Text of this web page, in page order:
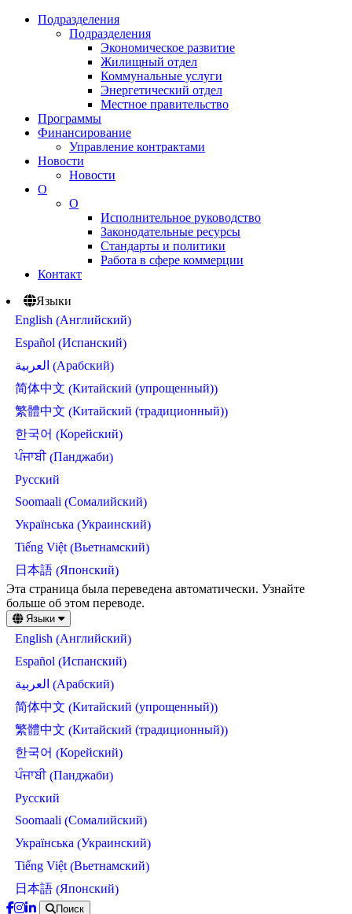
Подразделения
Подразделения
Экономическое развитие
Жилищный отдел
Коммунальные услуги
Энергетический отдел
Местное правительство
Программы
Финансирование
Управление контрактами
Новости
Новости
О
О
Исполнительное руководство
Законодательные ресурсы
Стандарты и политики
Работа в сфере коммерции
Контакт
Языки
English (Английский)
Español (Испанский)
العربية (Арабский)
简体中文 (Китайский (упрощенный))
繁體中文 (Китайский (традиционный))
한국어 (Корейский)
ਪੰਜਾਬੀ(Панджаби)
Русский
Soomaali (Сомалийский)
Українська (Украинский)
Tiếng Việt(Вьетнамский)
日本語 (Японский)
Skip
to
main
content
Эта страница была переведена автоматически. Узнайте
больше об этом переводе.
Языки
English (Английский)
Español (Испанский)
العربية (Арабский)
简体中文 (Китайский (упрощенный))
繁體中文 (Китайский (традиционный))
한국어 (Корейский)
ਪੰਜਾਬੀ(Панджаби)
Русский
Soomaali (Сомалийский)
Українська (Украинский)
Tiếng Việt(Вьетнамский)
日本語 (Японский)
Поиск